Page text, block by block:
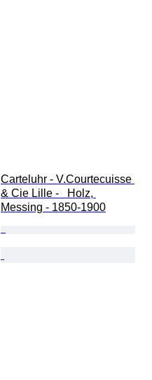
Carteluhr - V.Courtecuisse
& Cie Lille -   Holz,
Messing - 1850-1900